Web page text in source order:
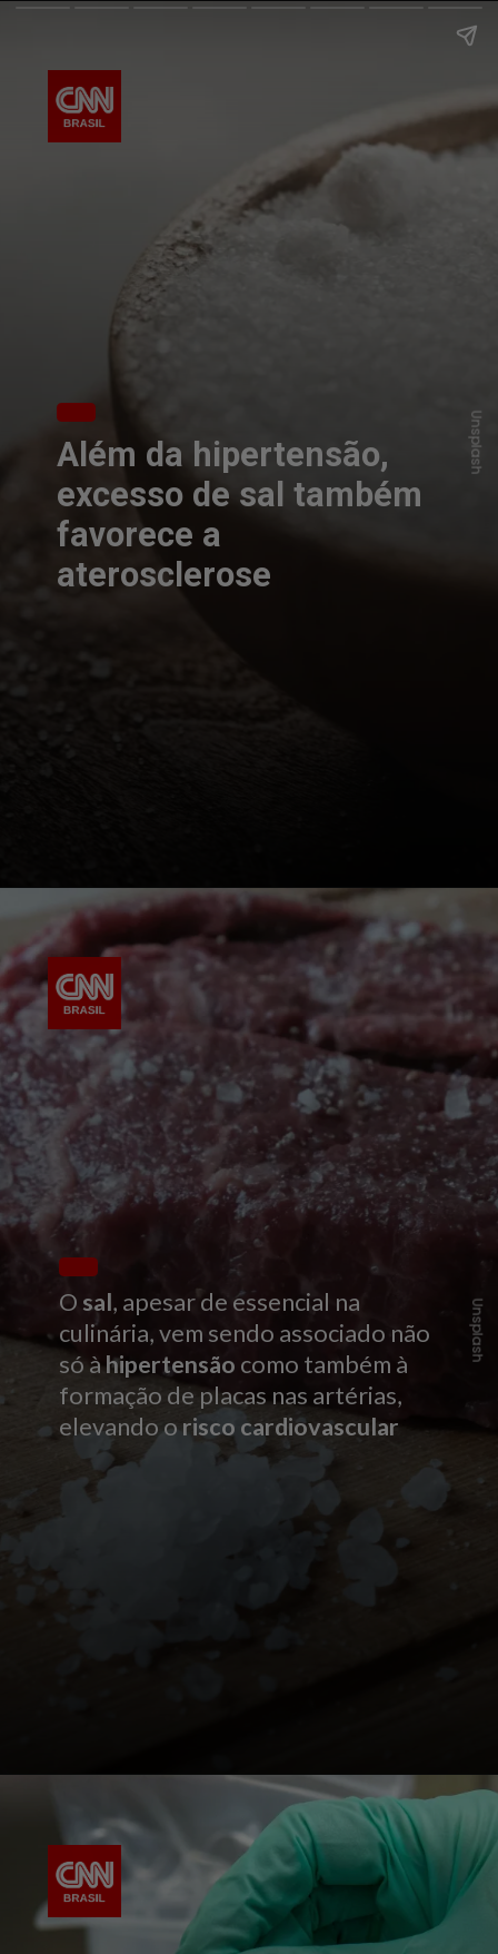
Além da hipertensão,
excesso de sal também
favorece a
aterosclerose
Unsplash
O sal, apesar de essencial na
culinária, vem sendo associado não
só àhipertensão como também à
formação de placas nas artérias,
elevando orisco cardiovascular
Unsplash